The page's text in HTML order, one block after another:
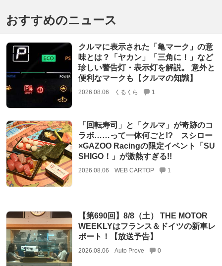
おすすめのニュース
クルマに表示された「亀マーク」の意
味とは？「ヤカン」「三角に！」など
珍しい警告灯・表示灯を解説。 意外と
便利なマークも【クルマの知識】
2026.08.06 くるくら 1
「回転寿司」と「クルマ」が奇跡のコ
ラボ……って一体何ごと!? スシロー
×GAZOO Racingの限定イベント「SU
SHIGO！」が激熱すぎる!!
2026.08.06 WEB CARTOP 1
【第690回】8/8（土） THE MOTOR
WEEKLYはフランス＆ドイツの新車レ
ポート！【放送予告】
2026.08.06 Auto Prove 0